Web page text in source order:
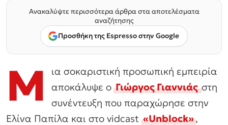
Ανακαλύψτε περισσότερα άρθρα στα αποτελέσματα
αναζήτησης
Προσθήκη της Espresso στην Google
Μ
ια σοκαριστική προσωπική εμπειρία
αποκάλυψε οΓιώργος Γιαννιάς στη
συνέντευξη που παραχώρησε στην
Ελίνα Παπίλα και στο vidcast«Unblock»,